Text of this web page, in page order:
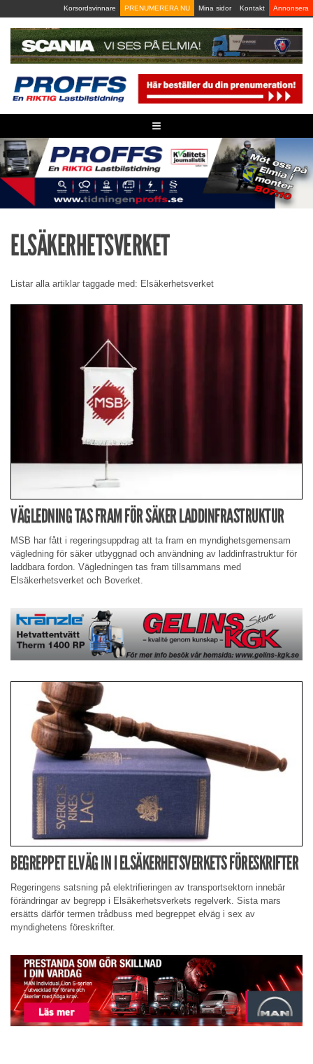
to
content
Korsordsvinnare PRENUMERERA NU Mina sidor Kontakt Annonsera
≡
ELSÄKERHETSVERKET
Listar alla artiklar taggade med: Elsäkerhetsverket
VÄGLEDNING TAS FRAM FÖR SÄKER LADDINFRASTRUKTUR
MSB har fått i regeringsuppdrag att ta fram en myndighetsgemensam
vägledning för säker utbyggnad och användning av laddinfrastruktur för
laddbara fordon. Vägledningen tas fram tillsammans med
Elsäkerhetsverket och Boverket.
BEGREPPET ELVÄG IN I ELSÄKERHETSVERKETS FÖRESKRIFTER
Regeringens satsning på elektrifieringen av transportsektorn innebär
förändringar av begrepp i Elsäkerhetsverkets regelverk. Sista mars
ersätts därför termen trådbuss med begreppet elväg i sex av
myndighetens föreskrifter.